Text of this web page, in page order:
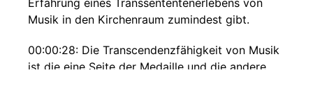
Erfahrung eines Transsententenerlebens von
Musik in den Kirchenraum zumindest gibt.
00:00:28: Die Transcendenzfähigkeit von Musik
ist die eine Seite der Medaille und die andere